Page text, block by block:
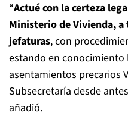
“Actué con la certeza
Ministerio de Vivienda,
jefaturas, con
estando en
asentamientos precarios
Subsecretaría desde
añadió.